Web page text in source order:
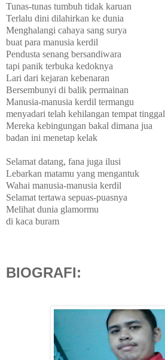
Tunas-tunas tumbuh tidak karuan
Terlalu dini dilahirkan ke dunia
Menghalangi cahaya sang surya
buat para manusia kerdil
Pendusta senang bersandiwara
tapi panik terbuka kedoknya
Lari dari kejaran kebenaran
Bersembunyi di balik permainan
Manusia-manusia kerdil termangu
menyadari telah kehilangan tempat tinggal
Mereka kebingungan bakal dimana jua
badan ini menetap kelak
Selamat datang, fana juga ilusi
Lebarkan matamu yang mengantuk
Wahai manusia-manusia kerdil
Selamat tertawa sepuas-puasnya
Melihat dunia glamormu
di kaca buram
BIOGRAFI: